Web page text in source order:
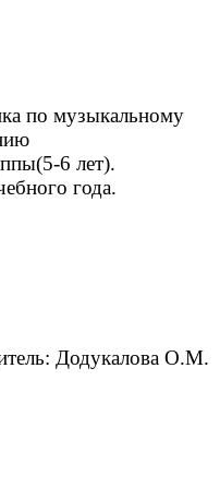
по музыкальному
6 лет).
года.
Додукалова О.М.